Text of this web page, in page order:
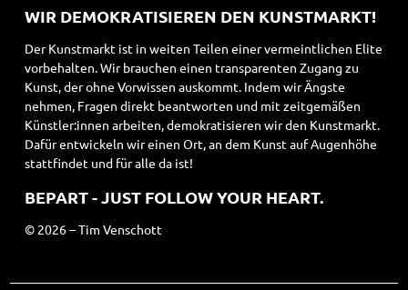
WIR DEMOKRATISIEREN DEN KUNSTMARKT!
Der Kunstmarkt ist in weiten Teilen einer vermeintlichen Elite
vorbehalten. Wir brauchen einen transparenten Zugang zu
Kunst, der ohne Vorwissen auskommt. Indem wir Ängste
nehmen, Fragen direkt beantworten und mit zeitgemäßen
Künstler:innen arbeiten, demokratisieren wir den Kunstmarkt.
Dafür entwickeln wir einen Ort, an dem Kunst auf Augenhöhe
stattfindet und für alle da ist!
BEPART - JUST FOLLOW YOUR HEART.
© 2026 – Tim Venschott